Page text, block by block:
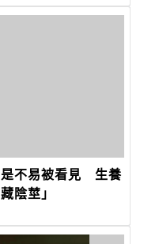
是不易被看見 生養
陰莖」